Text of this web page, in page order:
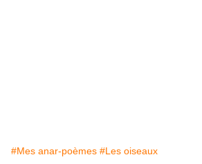
#Mes anar-poèmes #Les oiseaux